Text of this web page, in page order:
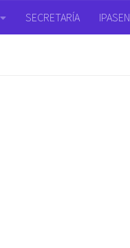
SECRETARÍA IPASEN